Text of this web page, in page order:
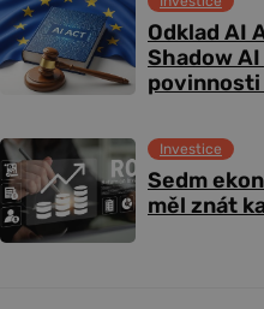
Odklad AI
Shadow
povinnosti
Sedm
měl znát
Investice